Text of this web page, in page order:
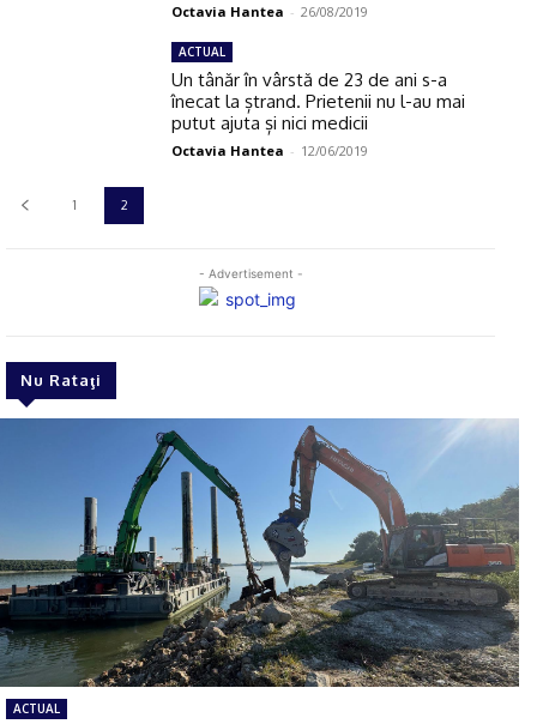
- Advertisement -
Nu Rataţi
ACTUAL
Octavia Hantea - 26/08/2019
ACTUAL
Un tânăr în vârstă de 23 de ani s-a
înecat la ștrand. Prietenii nu l-au mai
putut ajuta și nici medicii
Octavia Hantea - 12/06/2019
1 2